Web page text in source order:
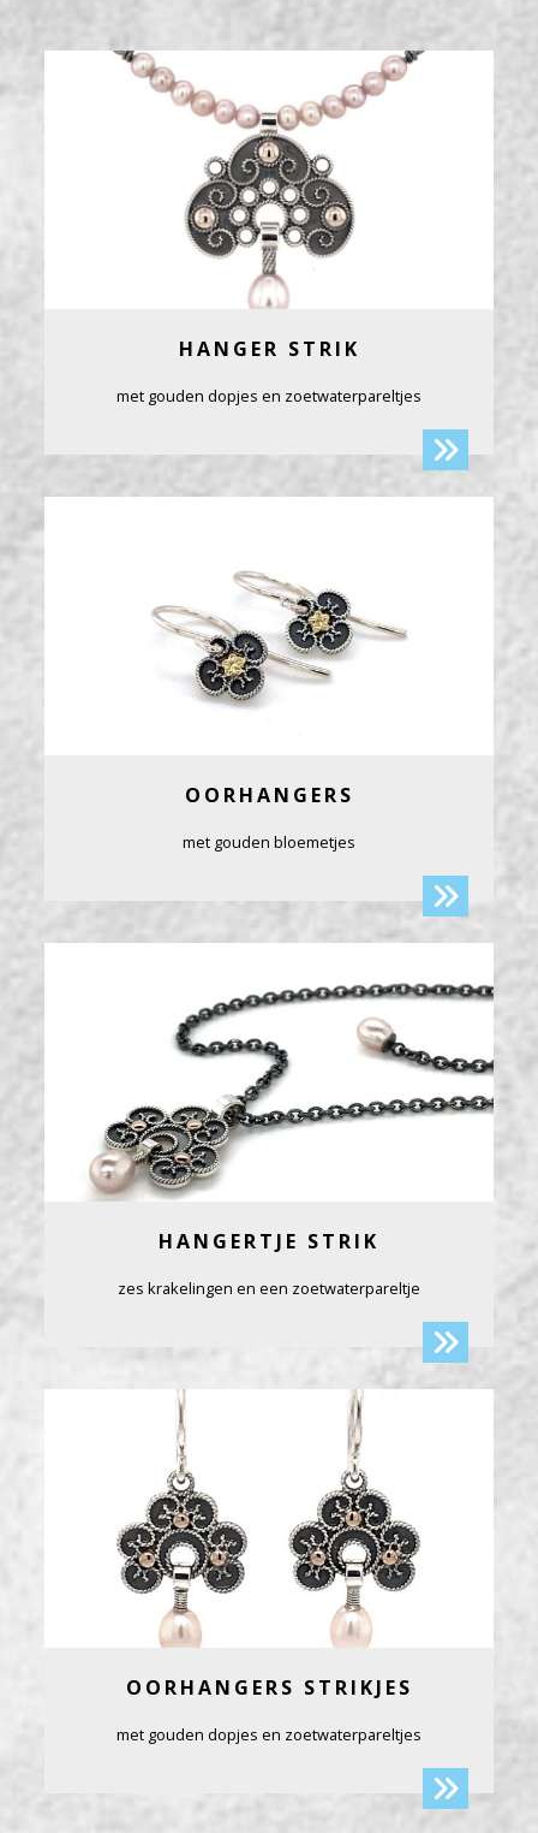
HANGER STRIK
met gouden dopjes en zoetwaterpareltjes
OORHANGERS
met gouden bloemetjes
HANGERTJE STRIK
zes krakelingen en een zoetwaterpareltje
OORHANGERS STRIKJES
met gouden dopjes en zoetwaterpareltjes